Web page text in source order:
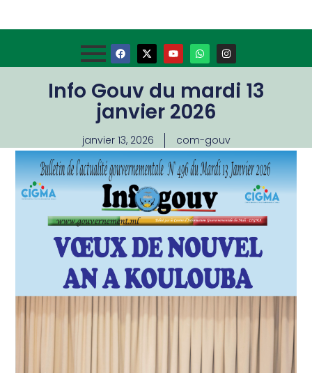
Info Gouv du mardi 13
janvier 2026
janvier 13, 2026 com-gouv